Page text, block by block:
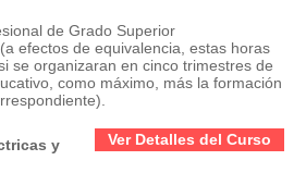
de Grado Superior
efectos de equivalencia, estas horas
se organizaran en cinco trimestres de
como máximo, más la formación
Ver Detalles del Curso
y